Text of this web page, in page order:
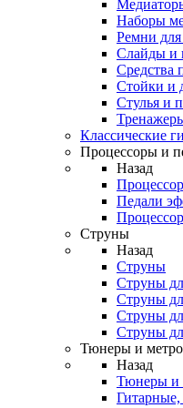
Наборы
Ремни для
Слайды и
Средства
Стойки и
Стулья и
Классические
Процессоры и
Назад
Педали
Струны
Назад
Струны
Струны
Струны
Струны
Струны
Тюнеры и
Назад
Тюнеры и